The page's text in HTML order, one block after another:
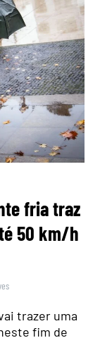
fria traz
50 km/h
trazer uma
fim de